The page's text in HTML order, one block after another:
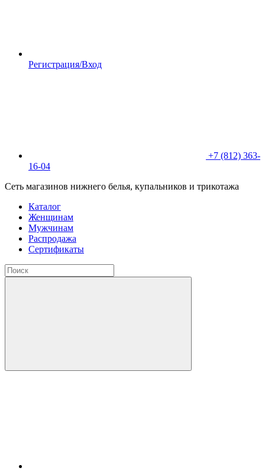
Регистрация/Вход
+7 (812) 363-
16-04
Сеть магазинов нижнего белья, купальников и трикотажа
Каталог
Женщинам
Мужчинам
Распродажа
Сертификаты